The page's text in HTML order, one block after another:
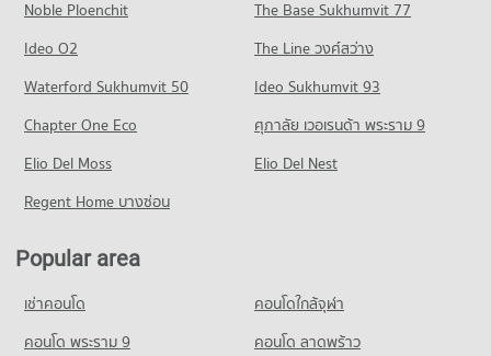
Condo for Sale near Karnjanavanit Road Hat Yai
59 properties for sale
Condo Phet Kasem Hat Yai
Condo for Rent near Phet Kasem Hat Yai
25 properties for rent
Condo for Sale near Phet Kasem Hat Yai
31 properties for sale
Condo Southern Region Industrial Estate Songkhla
Condo for Rent near Southern Region Industrial Estate
Songkhla
Condo for Rent near Traditional Thai Medicine Hospital
87 properties for sale
Condo Bangkok Hospital Hat Yai
PROJECT_COUNT
Condo for Rent near Bangkok Hospital Hat Yai
64 properties for rent
Condo for Sale near Bangkok Hospital Hat Yai
87 properties for sale
Condo Hat Yai Hospital
PROJECT_COUNT
Noble Ploenchit
The Base Sukhumvit 77
Ideo O2
The Line วงศ์สว่าง
Waterford Sukhumvit 50
Ideo Sukhumvit 93
Chapter One Eco
ศุภาลัย เวอเรนด้า พระราม 9
Elio Del Moss
Elio Del Nest
Regent Home บางซ่อน
Popular area
เช่าคอนโด
คอนโดใกล้จุฬา
คอนโด พระราม 9
คอนโด ลาดพร้าว